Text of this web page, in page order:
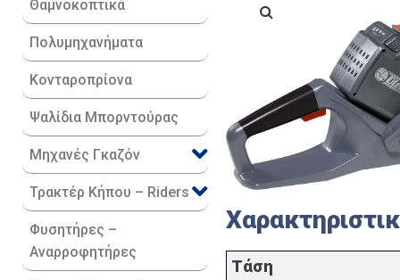
Θαμνοκοπτικά
Πολυμηχανήματα
Κονταροπρίονα
Ψαλίδια Μπορντούρας
Μηχανές Γκαζόν
Τρακτέρ Κήπου – Riders
Φυσητήρες –
Αναρροφητήρες
Τάση